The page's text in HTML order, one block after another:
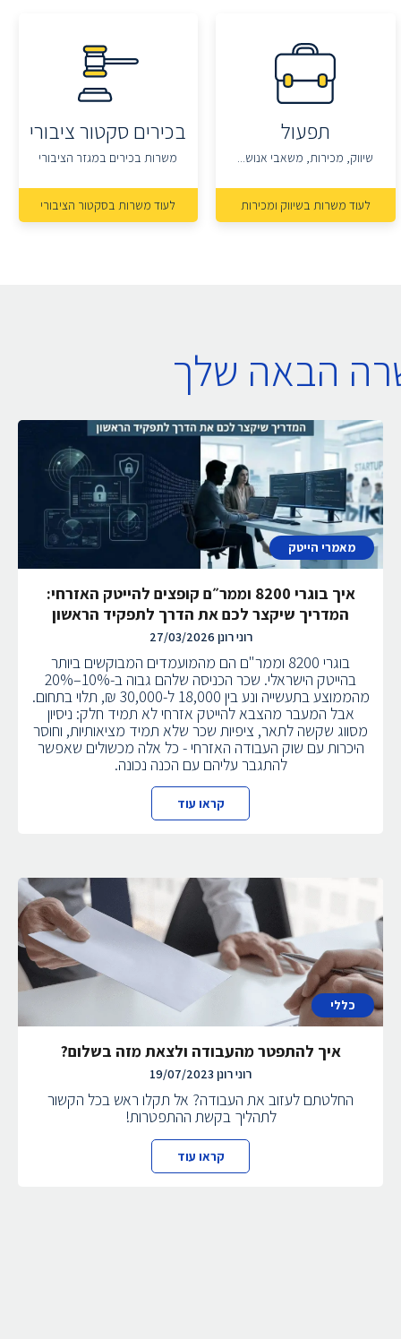
תפעול
שיווק, מכירות, משאבי אנוש...
לעוד משרות בשיווק ומכירות
בכירים סקטור ציבורי
משרות בכירים במגזר הציבורי
לעוד משרות בסקטור הציבורי
הבאה שלך
מאמרי הייטק
איך בוגרי 8200 וממר״ם קופצים להייטק האזרחי:
המדריך שיקצר לכם את הדרך לתפקיד הראשון
רוני רונן 27/03/2026
בוגרי 8200 וממר"ם הם מהמועמדים המבוקשים ביותר
בהייטק הישראלי. שכר הכניסה שלהם גבוה ב-10%–20%
מהממוצע בתעשייה ונע בין 18,000 ל-30,000 ₪, תלוי בתחום.
אבל המעבר מהצבא להייטק אזרחי לא תמיד חלק: ניסיון
מסווג שקשה לתאר, ציפיות שכר שלא תמיד מציאותיות, וחוסר
היכרות עם שוק העבודה האזרחי - כל אלה מכשולים שאפשר
להתגבר עליהם עם הכנה נכונה.
קראו עוד
כללי
איך להתפטר מהעבודה ולצאת מזה בשלום?
רוני רונן19/07/2023
החלטתם לעזוב את העבודה? אל תקלו ראש בכל הקשור
לתהליך בקשת ההתפטרות!
קראו עוד